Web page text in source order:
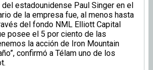
estadounidense Paul Singer en el
de la empresa fue, al menos hasta
del fondo NML Elliott Capital
posee el 5 por ciento de las
la acción de Iron Mountain
confirmó a Télam uno de los